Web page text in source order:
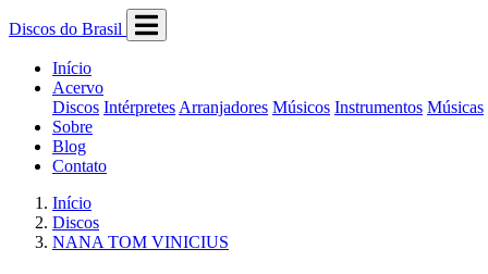
Discos do Brasil
Início
Acervo
Discos Intérpretes Arranjadores Músicos Instrumentos Músicas
Sobre
Blog
Contato
Início
Discos
NANA TOM VINICIUS